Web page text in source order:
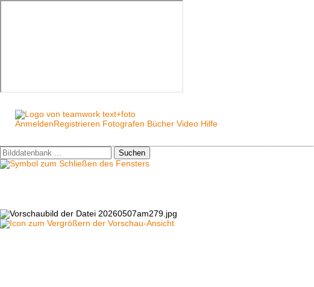
Anmelden Registrieren Fotografen Bücher Video Hilfe
Suchen